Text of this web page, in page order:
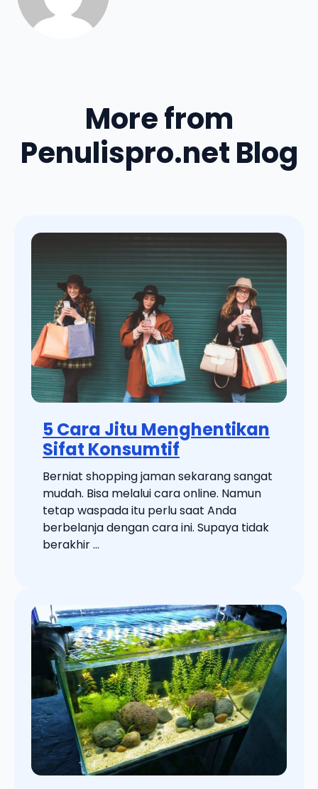
More from
Penulispro.net Blog
5 Cara Jitu Menghentikan
Sifat Konsumtif
Berniat shopping jaman sekarang sangat
mudah. Bisa melalui cara online. Namun
tetap waspada itu perlu saat Anda
berbelanja dengan cara ini. Supaya tidak
berakhir ...